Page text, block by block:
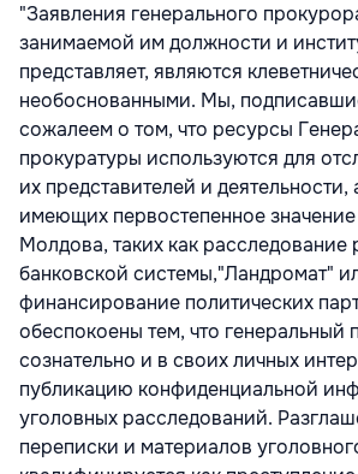
"Заявления генерального
занимаемой им должности и
представляет, являются
необоснованными. Мы,
сожалеем о том, что ресурсы
прокуратуры используются для
их представителей и деятельности,
имеющих первостепенное
Молдова, таких как расследование
банковской системы,"Ландромат"
финансирование политических
обеспокоены тем, что генеральный
сознательно и в своих личных
публикацию конфиденциальной
уголовных расследований.
переписки и материалов